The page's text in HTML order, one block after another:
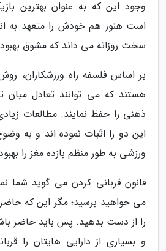
وجود این که به عنوان بهترین
است هنوز هم خودش را متعهد به
سخت روزانه می داند که مشوق
بر اساس فلسفه راه ورزشکاران،
هستند که می توانند تعادل میان
ذهنی را حفظ نمایند. مطالعات
این دو را اثبات نموده اند و به
ورزشی به طور منظم بازده مغز را
قانون قربانی کردن می گوید شما
می خواهید برسید؛ مگر این که
را از دست بدهید. پس باید حاضر
و بسیاری از دارایی هایتان را